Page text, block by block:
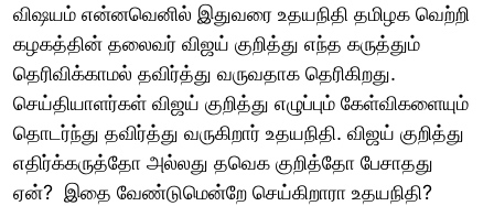
விஷயம் என்னவெனில் இதுவரை உதயநிதி தமிழக வெற்றி
கழகத்தின் தலைவர் விஜய் குறித்து எந்த கருத்தும்
தெரிவிக்காமல் தவிர்த்து வருவதாக தெரிகிறது.
செய்தியாளர்கள் விஜய் குறித்து எழுப்பும் கேள்விகளையும்
தொடர்ந்து தவிர்த்து வருகிறார் உதயநிதி. விஜய் குறித்து
எதிர்க்கருத்தோ அல்லது தவெக குறித்தோ பேசாதது
ஏன்? இதை வேண்டுமென்றே செய்கிறாரா உதயநிதி?